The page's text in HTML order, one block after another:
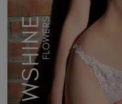
7、8月滿千折百16
7、8月滿千折百17
7、8月滿千折百18
7、8月滿千折百19
7、8月滿千折百20
7、8月滿千折百21
7、8月滿千折百22